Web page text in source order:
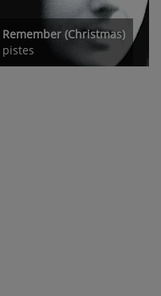
Remember (Christmas)
pistes